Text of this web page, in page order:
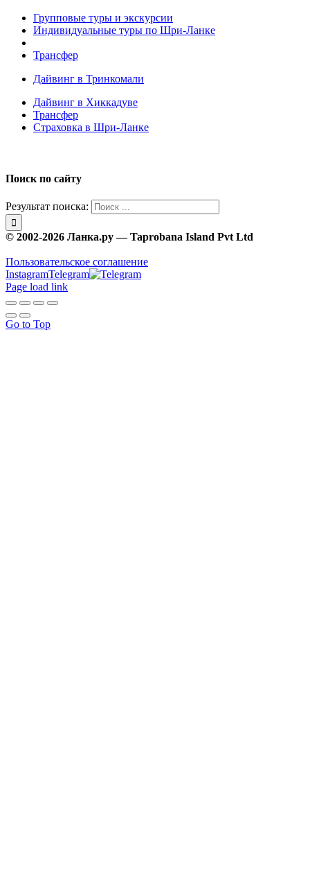
Групповые туры и экскурсии
Индивидуальные туры по Шри-Ланке
Трансфер
Дайвинг в Тринкомали
Дайвинг в Хиккадуве
Трансфер
Страховка в Шри-Ланке
Поиск по сайту
Результат поиска:
© 2002-2026 Ланка.ру — Taprobana Island Pvt Ltd
Пользовательское соглашение
InstagramTelegram
Page load link
Go to Top